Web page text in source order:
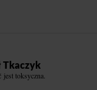
Tkaczyk
toksyczna.